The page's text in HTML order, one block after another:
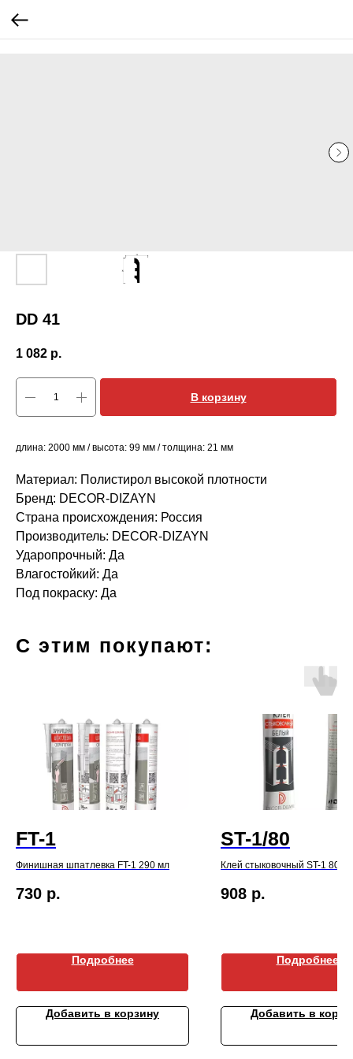
DD 41
1 082 р.
В корзину
длина: 2000 мм / высота: 99 мм / толщина: 21 мм
Материал: Полистирол высокой плотности
Бренд: DECOR-DIZAYN
Страна происхождения: Россия
Производитель: DECOR-DIZAYN
Ударопрочный: Да
Влагостойкий: Да
Под покраску: Да
С этим покупают:
FT-1
Финишная шпатлевка FT-1 290 мл
730 р.
Подробнее
Добавить в корзину
ST-1/80
Клей стыковочный ST-1 80 мл
908 р.
Подробнее
Добавить в